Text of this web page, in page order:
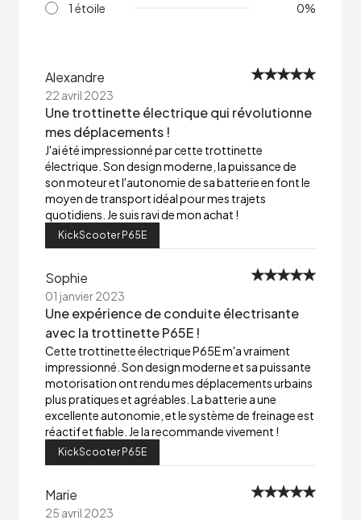
1 étoile
0%
Alexandre
22 avril 2023
Une trottinette électrique qui révolutionne
mes déplacements !
J'ai été impressionné par cette trottinette
électrique. Son design moderne, la puissance de
son moteur et l'autonomie de sa batterie en font le
moyen de transport idéal pour mes trajets
quotidiens. Je suis ravi de mon achat !
KickScooter P65E
Sophie
01 janvier 2023
Une expérience de conduite électrisante
avec la trottinette P65E !
Cette trottinette électrique P65E m'a vraiment
impressionné. Son design moderne et sa puissante
motorisation ont rendu mes déplacements urbains
plus pratiques et agréables. La batterie a une
excellente autonomie, et le système de freinage est
réactif et fiable. Je la recommande vivement !
KickScooter P65E
Marie
25 avril 2023